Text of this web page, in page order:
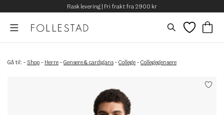
Rask levering | Fri frakt fra 2900 kr
Gå til: – Shop – Herre –Gensere & cardigans –College –Collegegensere